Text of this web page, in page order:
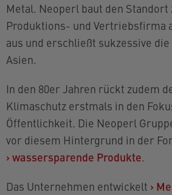
Metal. Neoperl baut den
Produktions- und Vertriebsfirma
aus und erschließt sukzessive
Asien.
In den 80er Jahren rückt zudem
Klimaschutz erstmals in den
Öffentlichkeit. Die Neoperl
vor diesem Hintergrund in der
› wassersparende Produkte.
Das Unternehmen entwickelt ›